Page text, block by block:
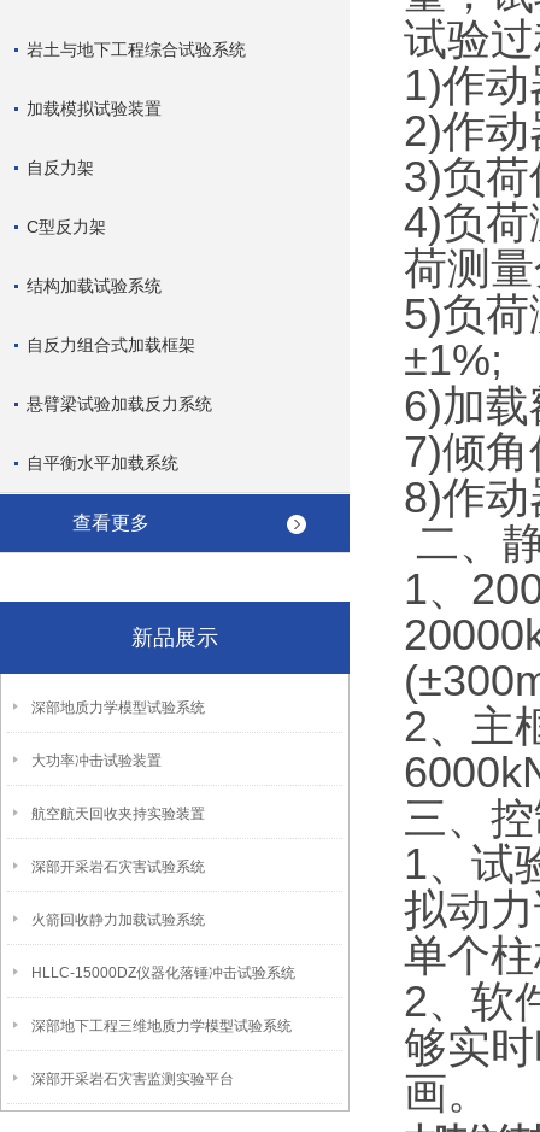
岩土与地下工程综合试验系统
加载模拟试验装置
自反力架
C型反力架
结构加载试验系统
自反力组合式加载框架
悬臂梁试验加载反力系统
自平衡水平加载系统
查看更多
新品展示
深部地质力学模型试验系统
大功率冲击试验装置
航空航天回收夹持实验装置
深部开采岩石灾害试验系统
火箭回收静力加载试验系统
HLLC-15000DZ仪器化落锤冲击试验系统
深部地下工程三维地质力学模型试验系统
深部开采岩石灾害监测实验平台
试验
1)作
2)作
3)负
4)负
荷测
5)负
±1%;
6)加
7)倾
8)作
二、
1、
2、主
三、
1、试
拟动
单个
2、软
够实
画。